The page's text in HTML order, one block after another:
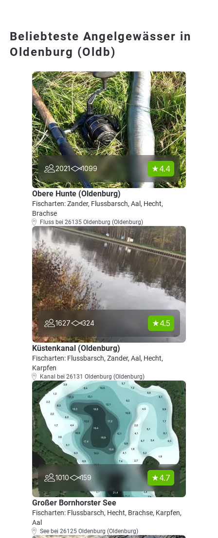
Beliebteste Angelgewässer in
Oldenburg (Oldb)
2021 1099 4.4
Obere Hunte (Oldenburg)
Fischarten: Zander, Flussbarsch, Aal, Hecht,
Brachse
Fluss bei 26135 Oldenburg (Oldenburg)
1627 324 4.5
Küstenkanal (Oldenburg)
Fischarten: Flussbarsch, Zander, Aal, Hecht,
Karpfen
Kanal bei 26131 Oldenburg (Oldenburg)
1010 159 4.7
Großer Bornhorster See
Fischarten: Flussbarsch, Hecht, Brachse, Karpfen,
Aal
See bei 26125 Oldenburg (Oldenburg)